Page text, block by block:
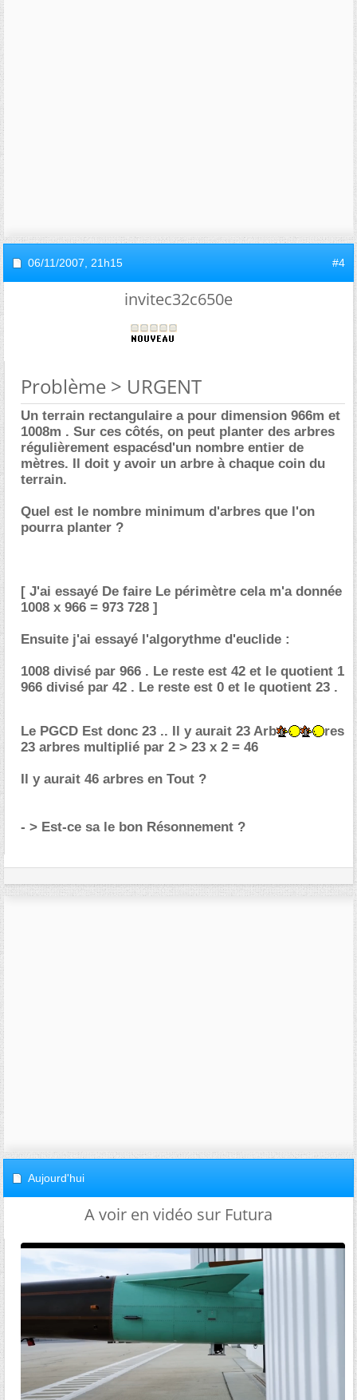
06/11/2007, 21h15 #4
invitec32c650e
Problème > URGENT
Un terrain rectangulaire a pour dimension 966m et
1008m . Sur ces côtés, on peut planter des arbres
régulièrement espacésd'un nombre entier de
mètres. Il doit y avoir un arbre à chaque coin du
terrain.
Quel est le nombre minimum d'arbres que l'on
pourra planter ?
[ J'ai essayé De faire Le périmètre cela m'a donnée
1008 x 966 = 973 728 ]
Ensuite j'ai essayé l'algorythme d'euclide :
1008 divisé par 966 . Le reste est 42 et le quotient 1
966 divisé par 42 . Le reste est 0 et le quotient 23 .
Le PGCD Est donc 23 .. Il y aurait 23 Arb
res
23 arbres multiplié par 2 > 23 x 2 = 46
Il y aurait 46 arbres en Tout ?
- > Est-ce sa le bon Résonnement ?
Aujourd'hui
A voir en vidéo sur Futura